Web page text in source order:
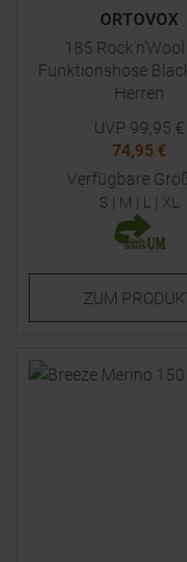
ORTOVOX
185
Funktionshose
Herren
UVP 99,95 €
74,95 €
Verfügbare
S | M | L | XL
ZUM